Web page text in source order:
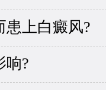
患上白癜风?
响?